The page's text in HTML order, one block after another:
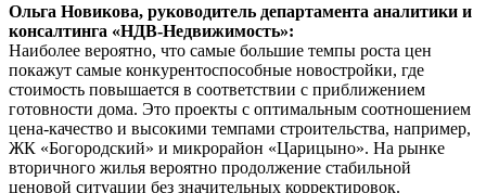
Ольга Новикова, руководитель департамента аналитики и
консалтинга «НДВ-Недвижимость»:
Наиболее вероятно, что самые большие темпы роста цен
покажут самые конкурентоспособные новостройки, где
стоимость повышается в соответствии с приближением
готовности дома. Это проекты с оптимальным соотношением
цена-качество и высокими темпами строительства, например,
ЖК «Богородский» и микрорайон «Царицыно». На рынке
вторичного жилья вероятно продолжение стабильной
ценовой ситуации без значительных корректировок.